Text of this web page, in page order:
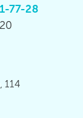
77-28
114